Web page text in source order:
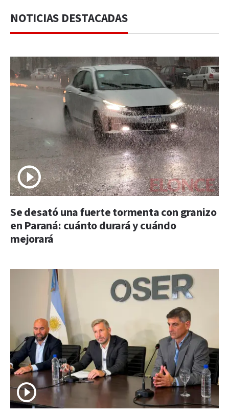
NOTICIAS DESTACADAS
Se desató una fuerte tormenta con granizo
en Paraná: cuánto durará y cuándo
mejorará